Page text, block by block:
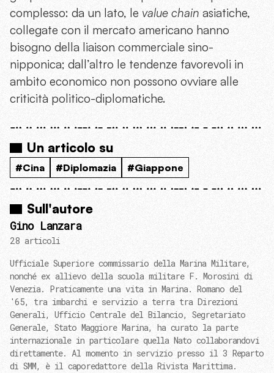
complesso: da un lato, le value chain asiatiche,
collegate con il mercato americano hanno
bisogno della liaison commerciale sino-
nipponica; dall’altro le tendenze favorevoli in
ambito economico non possono ovviare alle
criticità politico-diplomatiche.
Un articolo su
#Cina #Diplomazia #Giappone
Sull'autore
Gino Lanzara
28 articoli
Ufficiale Superiore commissario della Marina Militare,
nonché ex allievo della scuola militare F. Morosini di
Venezia. Praticamente una vita in Marina. Romano del
'65, tra imbarchi e servizio a terra tra Direzioni
Generali, Ufficio Centrale del Bilancio, Segretariato
Generale, Stato Maggiore Marina, ha curato la parte
internazionale in particolare quella Nato collaborandovi
direttamente. Al momento in servizio presso il 3 Reparto
di SMM, è il caporedattore della Rivista Marittima.